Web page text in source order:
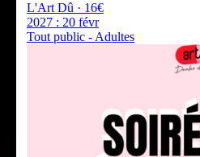
L'Art Dû · 16€
2027 : 20 févr
Tout public - Adultes